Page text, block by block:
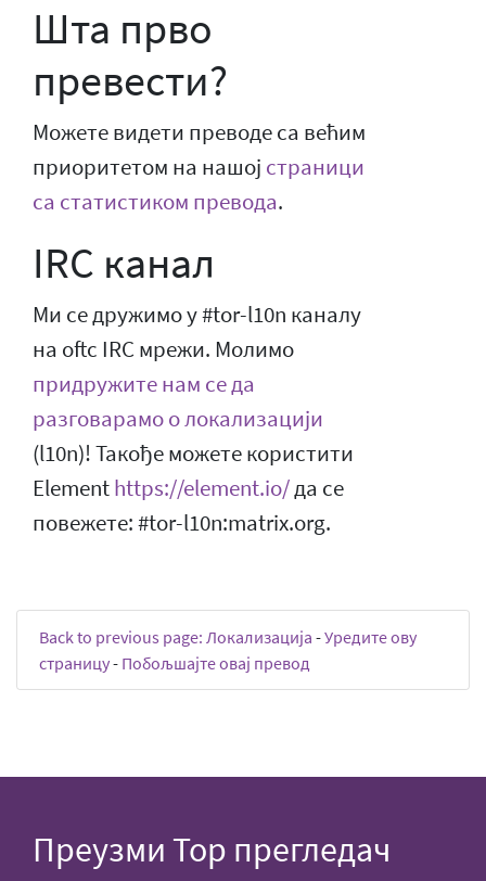
Шта прво
превести?
Можете видети преводе са већим
приоритетом на нашој страници
са статистиком превода.
IRC канал
Ми се дружимо у #tor-l10n каналу
на oftc IRC мрежи. Молимо
придружите нам се да
разговарамо о локализацији
(l10n)! Такође можете користити
Elementhttps://element.io/да се
повежете: #tor-l10n:matrix.org.
Back to previous page: Локализација -Уредите ову
страницу- Побољшајте овај превод
Преузми Тор прегледач